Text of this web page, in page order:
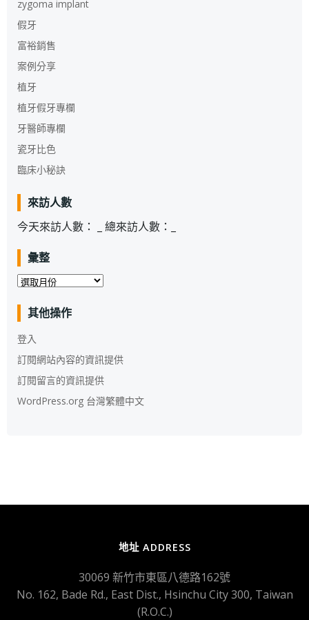
zygoma implant
假牙
富裕銷售
案例分享
植牙
植牙假牙專欄
牙醫師專欄
瓷牙比色
臨床小秘訣
來訪人數
今天來訪人數：
總來訪人數：
彙整
彙
其他操作
登入
訂閱網站內容的資訊提供
訂閱留言的資訊提供
WordPress.org 台灣繁體中文
地址 ADDRESS
30069 新竹市東區八德路162號
No. 162, Bade Rd., East Dist., Hsinchu City 300, Taiwan
(R.O.C.)